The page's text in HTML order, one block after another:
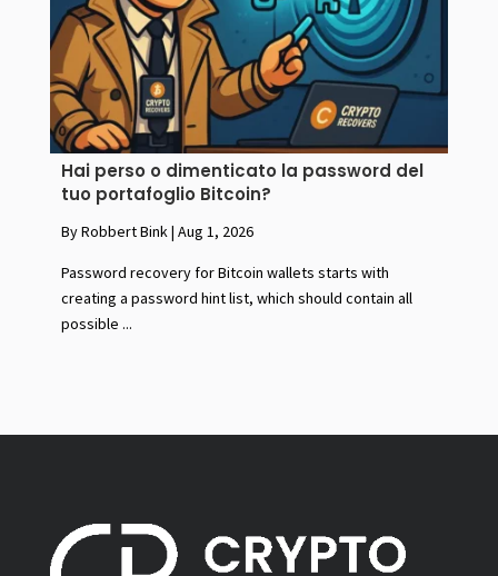
Hai perso o dimenticato la password del
tuo portafoglio Bitcoin?
By Robbert Bink| Aug 1, 2026
Password recovery for Bitcoin wallets starts with
creating a password hint list, which should contain all
possible ...